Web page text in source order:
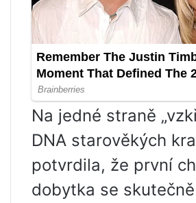
Na jedné straně
DNA starověkých
potvrdila, že první
dobytka se